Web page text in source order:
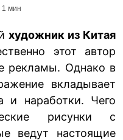
1 мин
художник из Китая
этот автор
рекламы. Однако в
вкладывает
и наработки. Чего
рисунки с
ведут настоящие